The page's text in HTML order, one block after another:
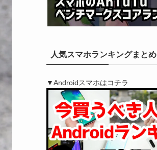
人気スマホランキングまとめ
▼Androidスマホはコチラ